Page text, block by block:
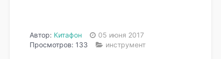
Автор: Китафон
05 июня 2017
Просмотров: 133
инструмент